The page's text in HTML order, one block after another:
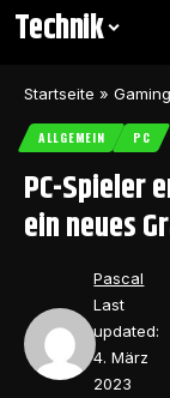
Technik
Startseite »
ALLGEMEIN PC
PC-Spieler
ein neues
Last
updated:
4. März
2023
Pascal